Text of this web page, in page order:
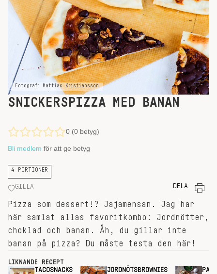
Fotograf: Mattias Kristiansson
SNICKERSPIZZA MED BANAN
0 (0 betyg)
Bli medlem för att ge betyg
4 PORTIONER
GILLA DELA
Pizza som dessert!? Jajamensan. Jag har
här samlat allas favoritkombo: Jordnötter,
choklad och banan. Åh, du gillar inte
banan på pizza? Du måste testa den här!
LIKNANDE RECEPT
TACOSNACKS
JORDNÖTSBROWNIES